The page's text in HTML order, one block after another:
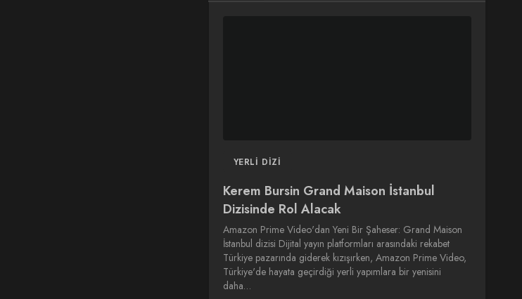
YERLI DIZI
Kerem Bursin Grand Maison İstanbul
Dizisinde Rol Alacak
Amazon Prime Video'dan Yeni Bir Şaheser: Grand Maison
İstanbul dizisi Dijital yayın platformları arasındaki rekabet
Türkiye pazarında giderek kızışırken, Amazon Prime Video,
Türkiye'de hayata geçirdiği yerli yapımlara bir yenisini
daha…